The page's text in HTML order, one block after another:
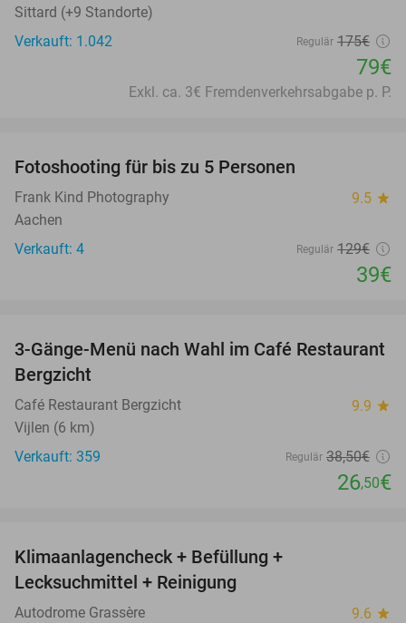
Sittard (+9 Standorte)
Verkauft: 1.042
Regulär 175€
79€
Exkl. ca. 3€ Fremdenverkehrsabgabe p. P.
Fotoshooting für bis zu 5 Personen
Frank Kind Photography 9.5 star
Aachen
Verkauft: 4
Regulär 129€
39€
31%
3-Gänge-Menü nach Wahl im Café Restaurant
Bergzicht
Café Restaurant Bergzicht 9.9 star
Vijlen (6 km)
Verkauft: 359
Regulär 38,50€
26,50€
Klimaanlagencheck + Befüllung +
Lecksuchmittel + Reinigung
Autodrome Grassère 9.6 star